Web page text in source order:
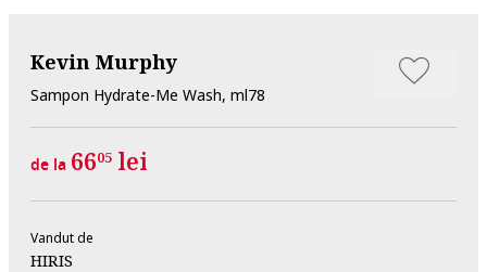
Kevin Murphy
Sampon Hydrate-Me Wash, ml78
de la 6605 lei
Vandut de
HIRIS